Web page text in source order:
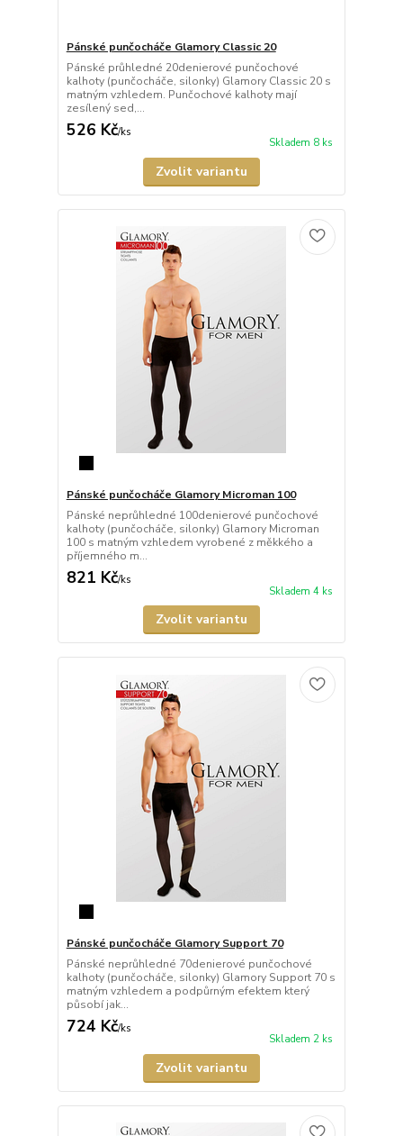
Pánské punčocháče Glamory Classic 20
Pánské průhledné 20denierové punčochové
kalhoty (punčocháče, silonky) Glamory Classic 20 s
matným vzhledem. Punčochové kalhoty mají
zesílený sed,...
526 Kč/ks
Skladem 8 ks
Zvolit variantu
Pánské punčocháče Glamory Microman 100
Pánské neprůhledné 100denierové punčochové
kalhoty (punčocháče, silonky) Glamory Microman
100 s matným vzhledem vyrobené z měkkého a
příjemného m...
821 Kč/ks
Skladem 4 ks
Zvolit variantu
Pánské punčocháče Glamory Support 70
Pánské neprůhledné 70denierové punčochové
kalhoty (punčocháče, silonky) Glamory Support 70 s
matným vzhledem a podpůrným efektem který
působí jak...
724 Kč/ks
Skladem 2 ks
Zvolit variantu